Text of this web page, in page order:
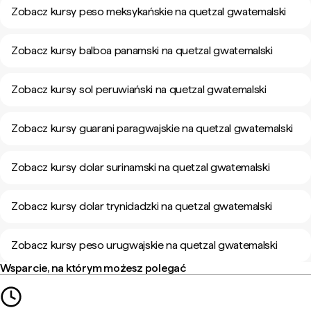
Zobacz kursy peso meksykańskie na quetzal gwatemalski
Zobacz kursy balboa panamski na quetzal gwatemalski
Zobacz kursy sol peruwiański na quetzal gwatemalski
Zobacz kursy guarani paragwajskie na quetzal gwatemalski
Zobacz kursy dolar surinamski na quetzal gwatemalski
Zobacz kursy dolar trynidadzki na quetzal gwatemalski
Zobacz kursy peso urugwajskie na quetzal gwatemalski
Wsparcie, na którym możesz polegać